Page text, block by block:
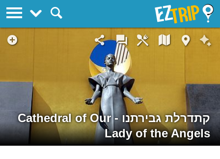
קתדרלת גבירתנו - Cathedral of Our
Lady of the Angels
EZTrip